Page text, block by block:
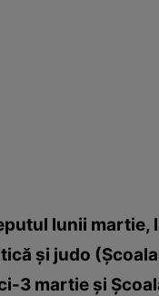
lunii
şi judo
3 martie şi